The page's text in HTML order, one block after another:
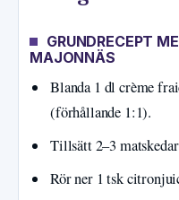
GRUNDRECEPT
MAJONNÄS
Blanda 1 dl crème
(förhållande 1:1).
Tillsätt 2–3
Rör ner 1 tsk